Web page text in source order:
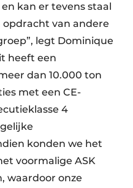
kan er tevens staal
van andere
legt Dominique
heeft een
dan 10.000 ton
met een CE-
4
konden we het
voormalige ASK
waardoor onze